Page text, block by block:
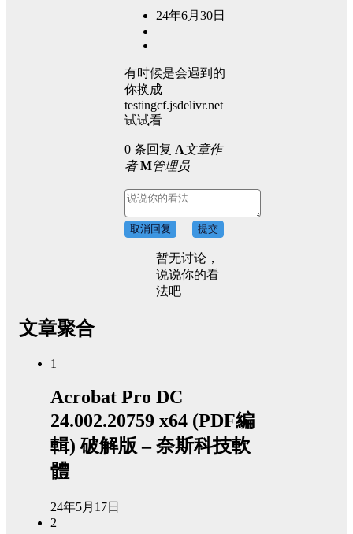
24年6月30日
有时候是会遇到的
你换成
testingcf.jsdelivr.net
试试看
0 条回复 A文章作
者 M管理员
取消回复 提交
暂无讨论，
说说你的看
法吧
文章聚合
1
Acrobat Pro DC
24.002.20759 x64 (PDF編
輯) 破解版 – 奈斯科技軟
體
24年5月17日
2